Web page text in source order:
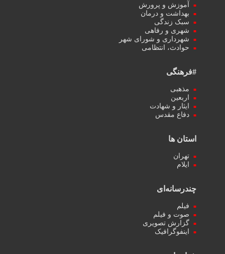
آموزش و پرورش
بهداشت و درمان
سبک زندگی
شهری و رفاهی
شهرداری و شورای شهر
حوادث، انتظامی
#فرهنگی
مذهبی
اربعین
ایثار و شهادت
دفاع مقدس
استان ها
تهران
ایلام
چندرسانه‌ای
فیلم
صوت و فیلم
گزارش تصویری
اینفوگرافیک